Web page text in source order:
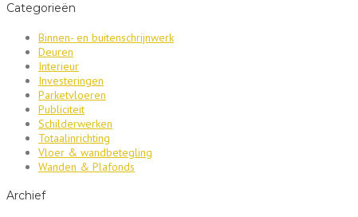
Categorieën
Binnen- en buitenschrijnwerk
Deuren
Interieur
Investeringen
Parketvloeren
Publiciteit
Schilderwerken
Totaalinrichting
Vloer & wandbetegling
Wanden & Plafonds
Archief